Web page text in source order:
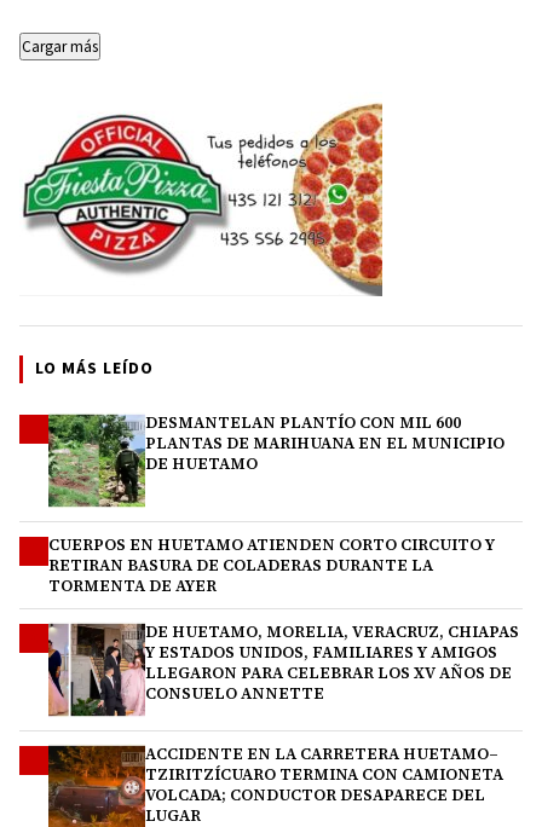
Cargar más
LO MÁS LEÍDO
DESMANTELAN PLANTÍO CON MIL 600
PLANTAS DE MARIHUANA EN EL MUNICIPIO
DE HUETAMO
CUERPOS EN HUETAMO ATIENDEN CORTO CIRCUITO Y
RETIRAN BASURA DE COLADERAS DURANTE LA
TORMENTA DE AYER
DE HUETAMO, MORELIA, VERACRUZ, CHIAPAS
Y ESTADOS UNIDOS, FAMILIARES Y AMIGOS
LLEGARON PARA CELEBRAR LOS XV AÑOS DE
CONSUELO ANNETTE
ACCIDENTE EN LA CARRETERA HUETAMO–
TZIRITZÍCUARO TERMINA CON CAMIONETA
VOLCADA; CONDUCTOR DESAPARECE DEL
LUGAR